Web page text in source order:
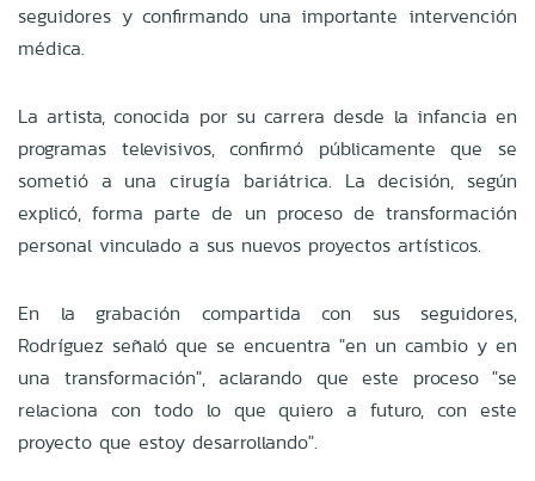
seguidores y confirmando una importante intervención
médica.
La artista, conocida por su carrera desde la infancia en
programas televisivos, confirmó públicamente que se
sometió a una cirugía bariátrica. La decisión, según
explicó, forma parte de un proceso de transformación
personal vinculado a sus nuevos proyectos artísticos.
En la grabación compartida con sus seguidores,
Rodríguez señaló que se encuentra "en un cambio y en
una transformación", aclarando que este proceso "se
relaciona con todo lo que quiero a futuro, con este
proyecto que estoy desarrollando".